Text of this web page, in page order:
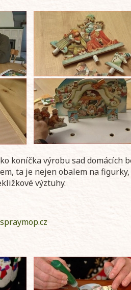
koníčka výrobu sad domácích
ta je nejen obalem na
výztuhy.